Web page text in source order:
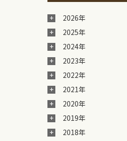
2026年
2025年
2024年
2023年
2022年
2021年
2020年
2019年
2018年